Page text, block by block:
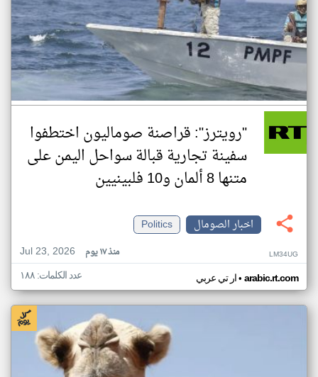
"رويترز": قراصنة صوماليون اختطفوا
سفينة تجارية قبالة سواحل اليمن على
متنها 8 ألمان و10 فلبينيين
اخبار الصومال
Politics
Jul 23, 2026
منذ ١٧ يوم LM34UG
ار تي عربي• arabic.rt.com عدد الكلمات: ١٨٨